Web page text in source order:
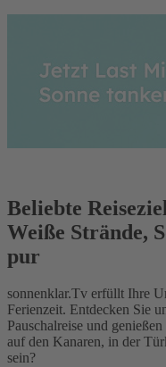
Beliebte
Weiße Strände,
pur
sonnenklar.Tv erfüllt Ihre
Ferienzeit. Entdecken Sie
Pauschalreise und
auf den Kanaren, in der
sein?